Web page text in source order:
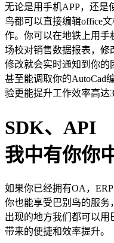
无论是用手机APP，还是
鸟都可以直接编辑office
作。你可以在地铁上用手
场校对销售数据报表，修
修改就会实时通知到你的
甚至能调取你的AutoCad
验更能提升工作效率高达
SDK、API
我中有你你
如果你已经拥有OA，
你也能享受巴别鸟的服务
出现的地方我们都可以用
带来的便捷和效率提升。